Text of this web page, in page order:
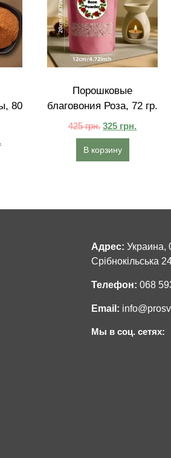
80
Порошковые
благовония Роза, 72 гр.
425грн. 325 грн.
В корзину
Адрес: Украина,
Срібнокільська
Телефон: 068
Email:
Мы в соц. сетях: